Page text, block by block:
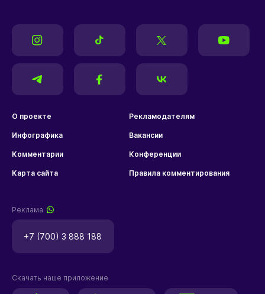
О проекте Рекламодателям
Инфографика Вакансии
Комментарии Конференции
Карта сайта Правила комментирования
Реклама
+7 (700) 3 888 188
Скачать наше приложение